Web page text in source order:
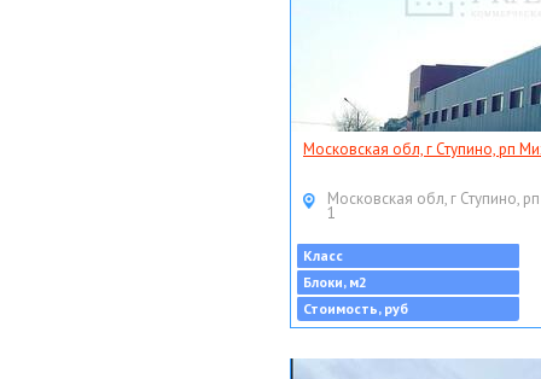
Московская обл, г Ступино, рп
Московская обл, г Ступино,
1
Класс
Блоки, м2
Стоимость, руб